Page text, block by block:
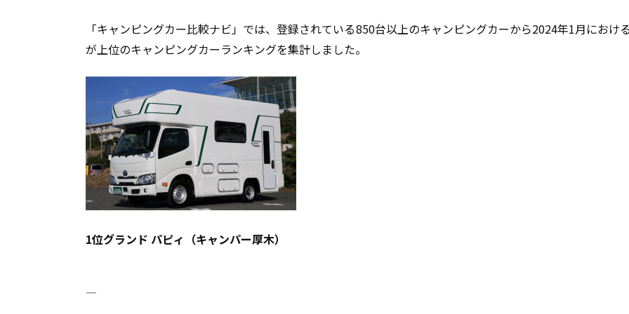
「キャンピングカー比較ナビ」では、登録されている850台以上のキャンピングカーから2024年1月におけ
が上位のキャンピングカーランキングを集計しました。
1位グランド パピィ（キャンパー厚木）
――――――――――――――――――――――――――――――――――――――――